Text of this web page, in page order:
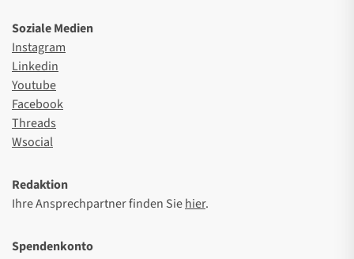
Soziale Medien
Instagram
Linkedin
Youtube
Facebook
Threads
Wsocial
Redaktion
Ihre Ansprechpartner finden Siehier.
Spendenkonto